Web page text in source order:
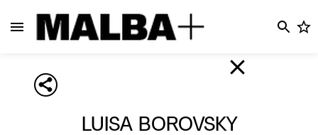
LUISA BOROVSKY